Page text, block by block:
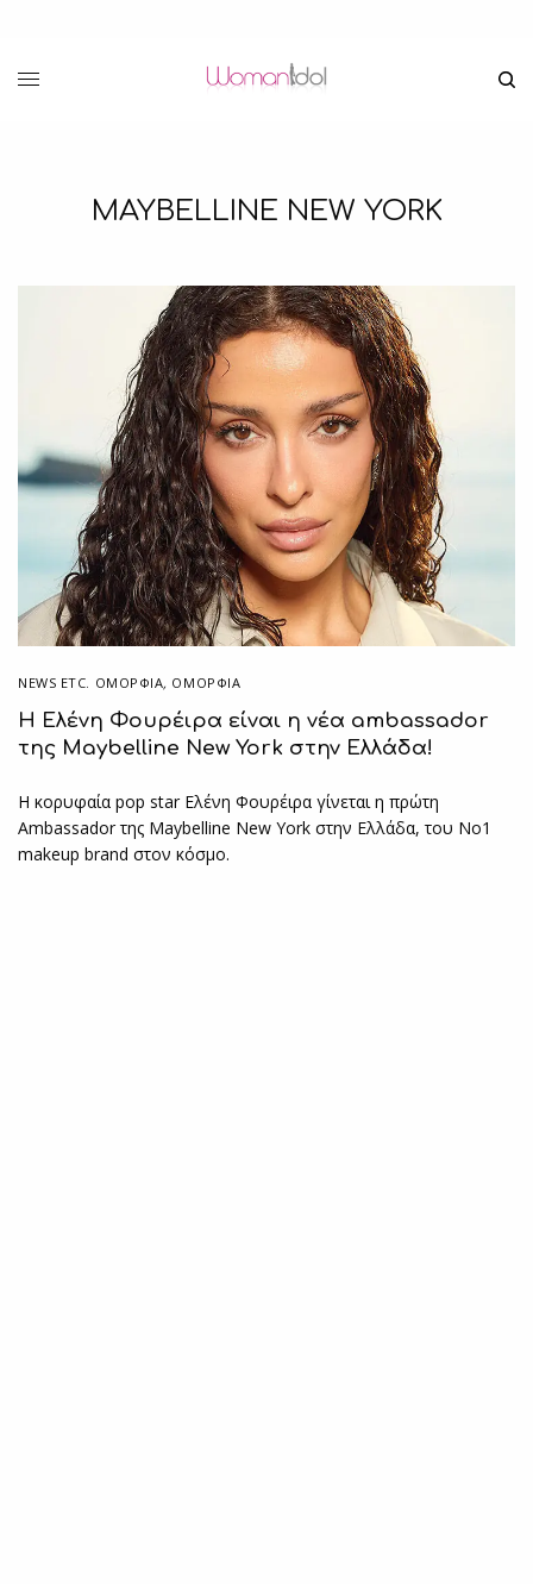
MAYBELLINE NEW YORK
NEWS ETC. ΟΜΟΡΦΙΆ, ΟΜΟΡΦΙΑ
Η Ελένη Φουρέιρα είναι η νέα ambassador
της Maybelline New York στην Ελλάδα!
Η κορυφαία pop star Ελένη Φουρέιρα γίνεται η πρώτη
Ambassador της Maybelline New York στην Ελλάδα, του Νο1
makeup brand στον κόσμο.